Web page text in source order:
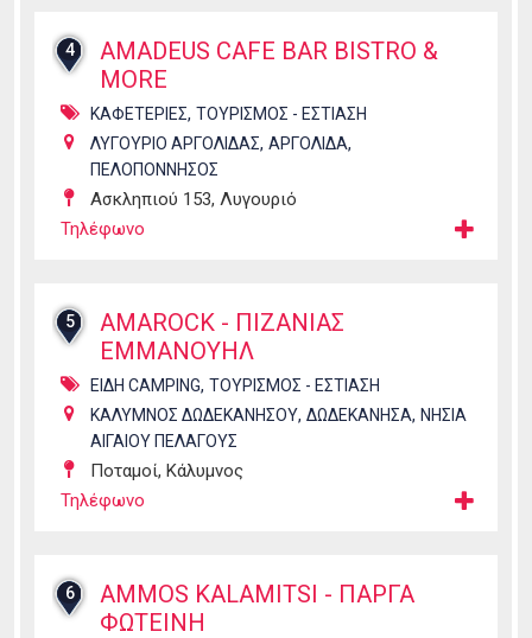
4
AMADEUS CAFE BAR BISTRO &
MORE
ΚΑΦΕΤΕΡΙΕΣ, ΤΟΥΡΙΣΜΟΣ - ΕΣΤΙΑΣΗ
ΛΥΓΟΥΡΙΟ ΑΡΓΟΛΙΔΑΣ, ΑΡΓΟΛΙΔΑ,
ΠΕΛΟΠΟΝΝΗΣΟΣ
Ασκληπιού 153, Λυγουριό
Τηλέφωνο
5
AMAROCK - ΠΙΖΑΝΙΑΣ
ΕΜΜΑΝΟΥΗΛ
ΕΙΔΗ CAMPING, ΤΟΥΡΙΣΜΟΣ - ΕΣΤΙΑΣΗ
ΚΑΛΥΜΝΟΣ ΔΩΔΕΚΑΝΗΣΟΥ, ΔΩΔΕΚΑΝΗΣΑ, ΝΗΣΙΑ
ΑΙΓΑΙΟΥ ΠΕΛΑΓΟΥΣ
Ποταμοί, Κάλυμνος
Τηλέφωνο
6
AMMOS KALAMITSI - ΠΑΡΓΑ
ΦΩΤΕΙΝΗ